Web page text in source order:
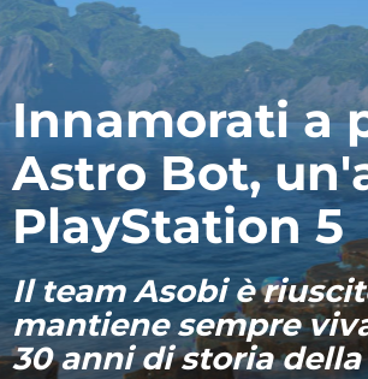
Innamorati a
Astro Bot,
PlayStation 5
Il team Asobi è
mantiene sempre
30 anni di storia